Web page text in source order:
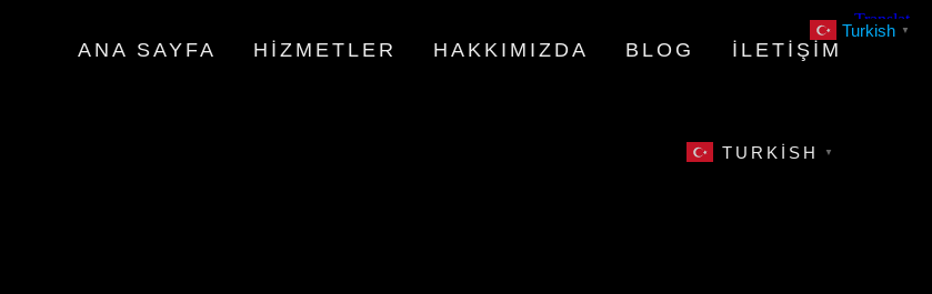
ANA SAYFA HIZMETLER HAKKIMIZDA BLOG İLETIŞIM
TURKISH ▼
Turkish ▼